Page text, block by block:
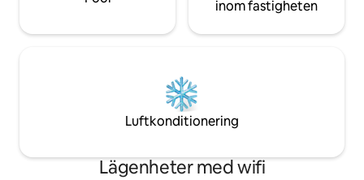
inom fastigheten
Luftkonditionering
Lägenheter med wifi